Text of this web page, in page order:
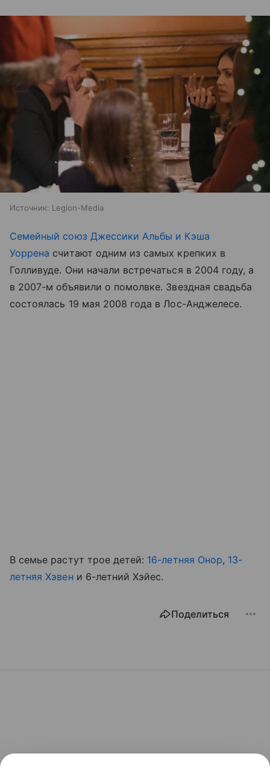
Источник: Legion-Media
Семейный союз Джессики Альбы и Кэша
Уоррена считают одним из самых крепких в
Голливуде. Они начали встречаться в 2004 году, а
в 2007-м объявили о помолвке. Звездная свадьба
состоялась 19 мая 2008 года в Лос-Анджелесе.
В семье растут трое детей: 16-летняя Онор, 13-
летняя Хэвен и 6-летний Хэйес.
Поделиться